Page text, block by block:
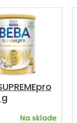
Na sklade